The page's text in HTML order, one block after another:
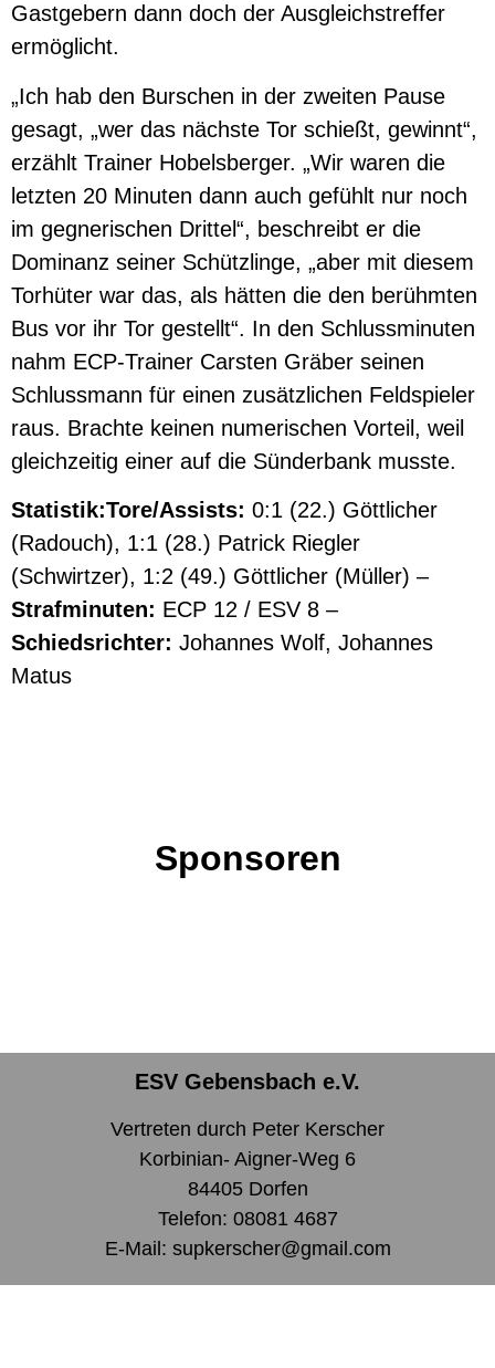
Gastgebern dann doch der Ausgleichstreffer
ermöglicht.
„Ich hab den Burschen in der zweiten Pause
gesagt, „wer das nächste Tor schießt, gewinnt“,
erzählt Trainer Hobelsberger. „Wir waren die
letzten 20 Minuten dann auch gefühlt nur noch
im gegnerischen Drittel“, beschreibt er die
Dominanz seiner Schützlinge, „aber mit diesem
Torhüter war das, als hätten die den berühmten
Bus vor ihr Tor gestellt“. In den Schlussminuten
nahm ECP-Trainer Carsten Gräber seinen
Schlussmann für einen zusätzlichen Feldspieler
raus. Brachte keinen numerischen Vorteil, weil
gleichzeitig einer auf die Sünderbank musste.
Statistik:Tore/Assists: 0:1 (22.) Göttlicher
(Radouch), 1:1 (28.) Patrick Riegler
(Schwirtzer), 1:2 (49.) Göttlicher (Müller) –
Strafminuten: ECP 12 / ESV 8 –
Schiedsrichter: Johannes Wolf, Johannes
Matus
Sponsoren
ESV Gebensbach e.V.
Vertreten durch Peter Kerscher
Korbinian- Aigner-Weg 6
84405 Dorfen
Telefon: 08081 4687
E-Mail: supkerscher@gmail.com